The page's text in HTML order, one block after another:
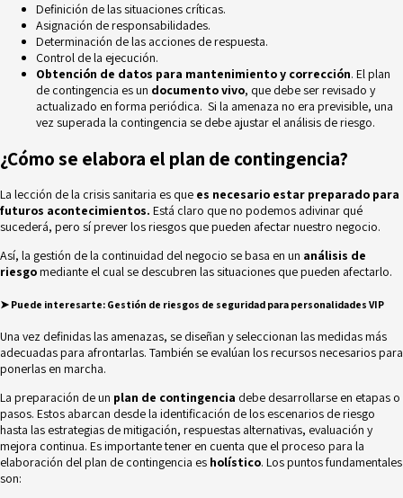
Definición de las situaciones críticas.
Asignación de responsabilidades.
Determinación de las acciones de respuesta.
Control de la ejecución.
Obtención de datos para mantenimiento y corrección. El plan
de contingencia es un documento vivo, que debe ser revisado y
actualizado en forma periódica. Si la amenaza no era previsible, una
vez superada la contingencia se debe ajustar el análisis de riesgo.
¿Cómo se elabora el plan de contingencia?
La lección de la crisis sanitaria es que es necesario estar preparado para
futuros acontecimientos. Está claro que no podemos adivinar qué
sucederá, pero sí prever los riesgos que pueden afectar nuestro negocio.
Así, la gestión de la continuidad del negocio se basa en un análisis de
riesgomediante el cual se descubren las situaciones que pueden afectarlo.
➤ Puede interesarte: Gestión de riesgos de seguridad para personalidades VIP
Una vez definidas las amenazas, se diseñan y seleccionan las medidas más
adecuadas para afrontarlas. También se evalúan los recursos necesarios para
ponerlas en marcha.
La preparación de un plan de contingencia debe desarrollarse en etapas o
pasos. Estos abarcan desde la identificación de los escenarios de riesgo
hasta las estrategias de mitigación, respuestas alternativas, evaluación y
mejora continua. Es importante tener en cuenta que el proceso para la
elaboración del plan de contingencia es holístico. Los puntos fundamentales
son: